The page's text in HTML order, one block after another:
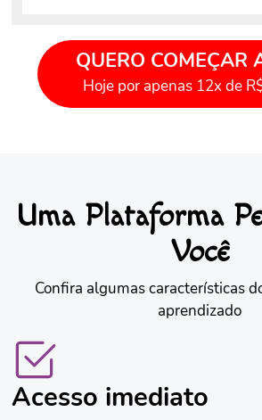
QUERO COMEÇAR
Hoje por apenas 12x de
Uma Plataforma
Você
Confira algumas características
aprendizado
Acesso imediato